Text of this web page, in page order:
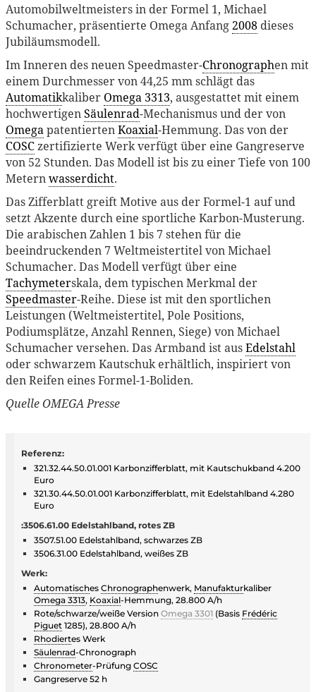
Automobilweltmeisters in der Formel 1, Michael
Schumacher, präsentierte Omega Anfang2008 dieses
Jubiläumsmodell.
Im Inneren des neuen Speedmaster-Chronographen mit
einem Durchmesser von 44,25 mm schlägt das
Automatikkaliber Omega 3313, ausgestattet mit einem
hochwertigenSäulenrad-Mechanismus und der von
OmegapatentiertenKoaxial-Hemmung. Das von der
COSCzertifizierte Werk verfügt über eine Gangreserve
von 52 Stunden. Das Modell ist bis zu einer Tiefe von 100
Meternwasserdicht.
Das Zifferblatt greift Motive aus der Formel-1 auf und
setzt Akzente durch eine sportliche Karbon-Musterung.
Die arabischen Zahlen 1 bis 7 stehen für die
beeindruckenden 7 Weltmeistertitel von Michael
Schumacher. Das Modell verfügt über eine
Tachymeterskala, dem typischen Merkmal der
Speedmaster-Reihe. Diese ist mit den sportlichen
Leistungen (Weltmeistertitel, Pole Positions,
Podiumsplätze, Anzahl Rennen, Siege) von Michael
Schumacher versehen. Das Armband ist ausEdelstahl
oder schwarzem Kautschuk erhältlich, inspiriert von
den Reifen eines Formel-1-Boliden.
Quelle OMEGA Presse
Referenz:
321.32.44.50.01.001 Karbonzifferblatt, mit Kautschukband 4.200
Euro
321.30.44.50.01.001 Karbonzifferblatt, mit Edelstahlband 4.280
Euro
:3506.61.00 Edelstahlband, rotes ZB
3507.51.00 Edelstahlband, schwarzes ZB
3506.31.00 Edelstahlband, weißes ZB
Werk:
Automatisches Chronographenwerk, Manufakturkaliber
Omega 3313, Koaxial-Hemmung, 28.800 A/h
Rote/schwarze/weiße Version Omega 3301 (Basis Frédéric
Piguet 1285), 28.800 A/h
Rhodiertes Werk
Säulenrad-Chronograph
Chronometer-Prüfung COSC
Gangreserve 52 h